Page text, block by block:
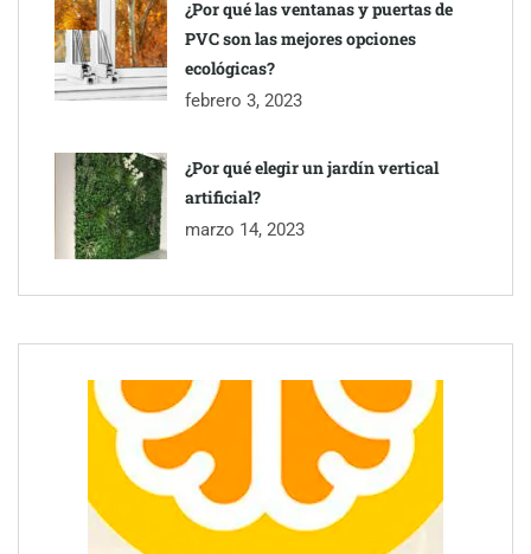
¿Por qué las ventanas y puertas de
PVC son las mejores opciones
ecológicas?
febrero 3, 2023
¿Por qué elegir un jardín vertical
artificial?
marzo 14, 2023